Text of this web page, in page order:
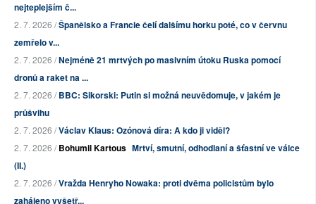
nejteplejším č...
2. 7. 2026 /Španělsko a Francie čelí dalšímu horku poté, co v červnu
zemřelo v...
2. 7. 2026 /Nejméně 21 mrtvých po masivním útoku Ruska pomocí
dronů a raket na ...
2. 7. 2026 /BBC: Sikorski: Putin si možná neuvědomuje, v jakém je
průšvihu
2. 7. 2026 /Václav Klaus: Ozónová díra: A kdo ji viděl?
2. 7. 2026 /Bohumil Kartous Mrtví, smutní, odhodlaní a šťastní ve válce
(II.)
2. 7. 2026 /Vražda Henryho Nowaka: proti dvěma policistům bylo
zahájeno vyšetř...